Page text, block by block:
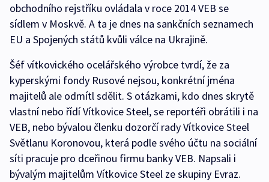
obchodního rejstříku ovládala v roce 2014 VEB se
sídlem v Moskvě. A ta je dnes na sankčních seznamech
EU a Spojených států kvůli válce na Ukrajině.
Šéf vítkovického ocelářského výrobce tvrdí, že za
kyperskými fondy Rusové nejsou, konkrétní jména
majitelů ale odmítl sdělit. S otázkami, kdo dnes skrytě
vlastní nebo řídí Vítkovice Steel, se reportéři obrátili i na
VEB, nebo bývalou členku dozorčí rady Vítkovice Steel
Světlanu Koronovou, která podle svého účtu na sociální
síti pracuje pro dceřinou firmu banky VEB. Napsali i
bývalým majitelům Vítkovice Steel ze skupiny Evraz.